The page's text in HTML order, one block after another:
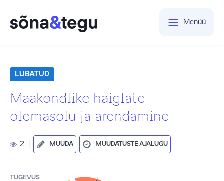
Menüü
LUBATUD
Maakondlike haiglate
olemasolu ja arendamine
2 MUUDA MUUDATUSTE AJALUGU
TUGEVUS